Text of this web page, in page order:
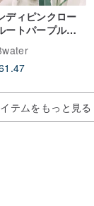
ディピンクロー
ートパープルプ
ブ軽く日常のア
ークヴィンテー
テムをもっと見る